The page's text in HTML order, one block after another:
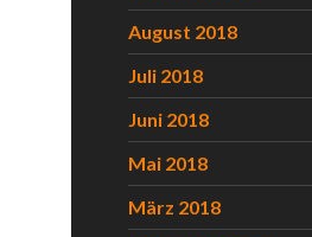
August 2018
Juli 2018
Juni 2018
Mai 2018
März 2018